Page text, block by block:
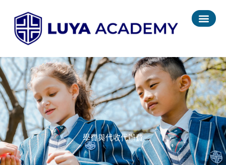
內
容
學費與代收代辦費